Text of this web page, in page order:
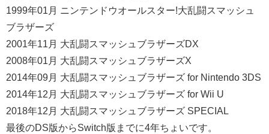
1999年01月 ニンテンドウオールスター!大乱闘スマッシュ
ブラザーズ
2001年11月 大乱闘スマッシュブラザーズDX
2008年01月 大乱闘スマッシュブラザーズX
2014年09月 大乱闘スマッシュブラザーズ for Nintendo 3DS
2014年12月 大乱闘スマッシュブラザーズ for Wii U
2018年12月 大乱闘スマッシュブラザーズ SPECIAL
最後のDS版からSwitch版までに4年ちょいです。